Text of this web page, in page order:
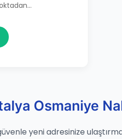
Osmaniye
yeni adresinize